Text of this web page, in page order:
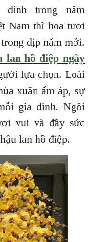
trong năm
Nam thì hoa tươi
dịp năm mới.
lan hồ điệp ngày
lựa chọn. Loài
xuân ấm áp, sự
gia đình. Ngôi
vui và đầy sức
lan hồ điệp.